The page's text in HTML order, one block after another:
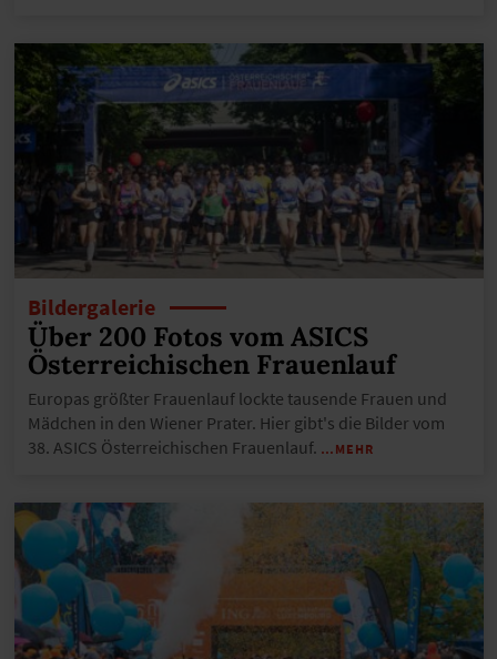
Bildergalerie
Über 200 Fotos vom ASICS
Österreichischen Frauenlauf
Europas größter Frauenlauf lockte tausende Frauen und
Mädchen in den Wiener Prater. Hier gibt's die Bilder vom
38. ASICS Österreichischen Frauenlauf. …MEHR